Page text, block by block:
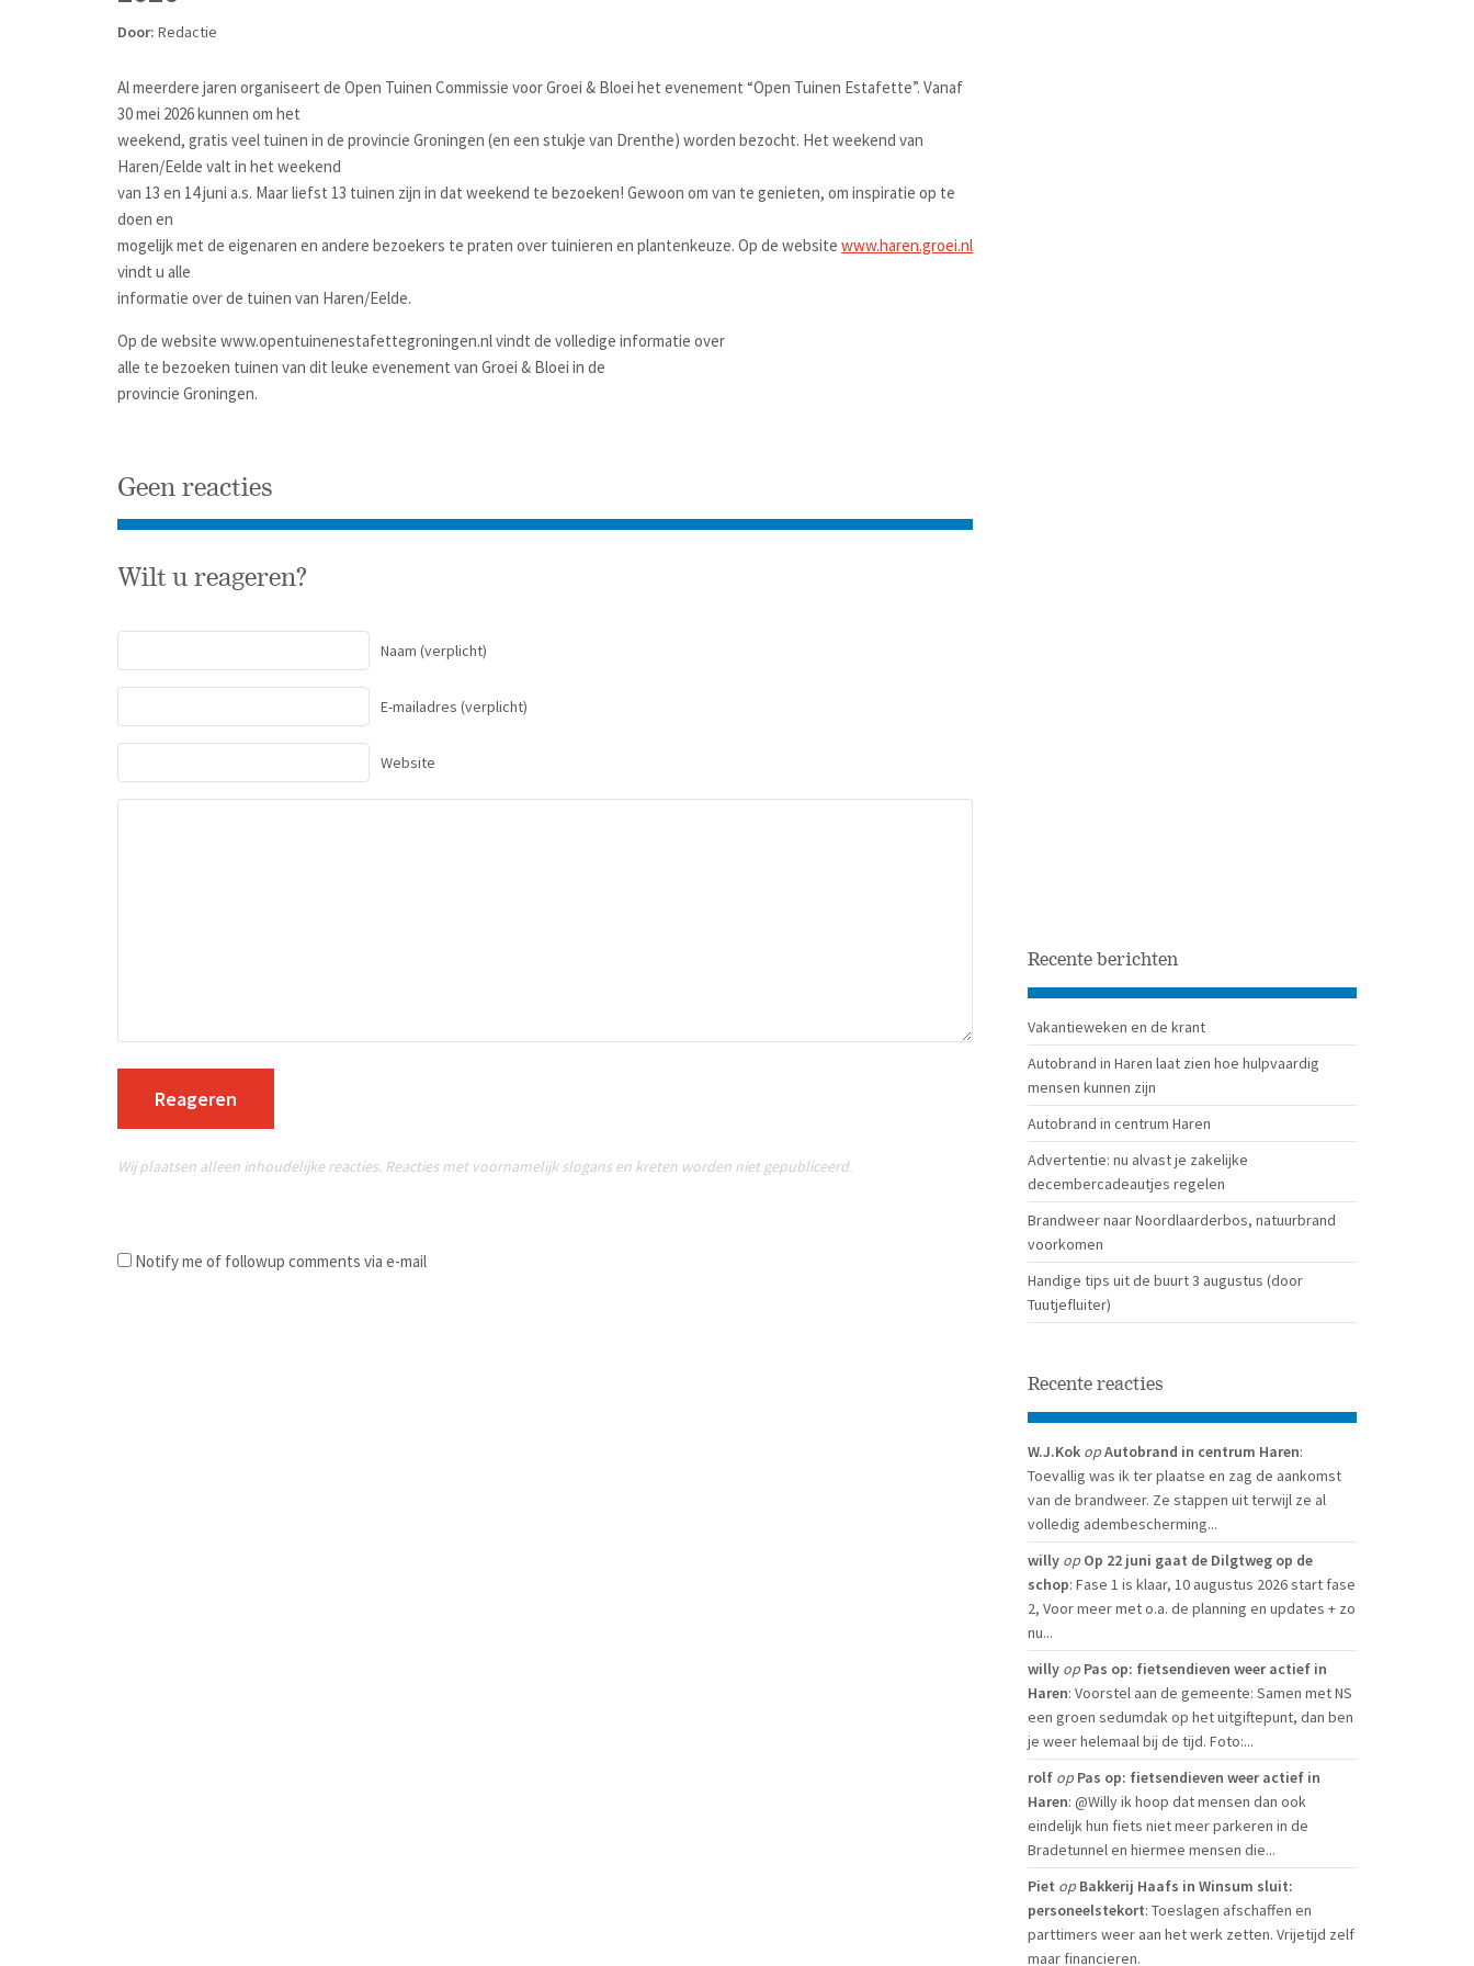
Door: Redactie
Al meerdere jaren organiseert de Open Tuinen Commissie voor Groei & Bloei het evenement “Open Tuinen Estafette”. Vanaf
30 mei 2026 kunnen om het
weekend, gratis veel tuinen in de provincie Groningen (en een stukje van Drenthe) worden bezocht. Het weekend van
Haren/Eelde valt in het weekend
van 13 en 14 juni a.s. Maar liefst 13 tuinen zijn in dat weekend te bezoeken! Gewoon om van te genieten, om inspiratie op te
doen en
mogelijk met de eigenaren en andere bezoekers te praten over tuinieren en plantenkeuze. Op de website www.haren.groei.nl
vindt u alle
informatie over de tuinen van Haren/Eelde.
Op de website www.opentuinenestafettegroningen.nl vindt de volledige informatie over
alle te bezoeken tuinen van dit leuke evenement van Groei & Bloei in de
provincie Groningen.
Geen reacties
Wilt u reageren?
Naam (verplicht)
E-mailadres (verplicht)
Website
Reageren
Wij plaatsen alleen inhoudelijke reacties. Reacties met voornamelijk slogans en kreten worden niet gepubliceerd.
Notify me of followup comments via e-mail
Recente berichten
Vakantieweken en de krant
Autobrand in Haren laat zien hoe hulpvaardig
mensen kunnen zijn
Autobrand in centrum Haren
Advertentie: nu alvast je zakelijke
decembercadeautjes regelen
Brandweer naar Noordlaarderbos, natuurbrand
voorkomen
Handige tips uit de buurt 3 augustus (door
Tuutjefluiter)
Recente reacties
W.J.Kok opAutobrand in centrum Haren:
Toevallig was ik ter plaatse en zag de aankomst
van de brandweer. Ze stappen uit terwijl ze al
volledig adembescherming...
willy op Op 22 juni gaat de Dilgtweg op de
schop: Fase 1 is klaar, 10 augustus 2026 start fase
2, Voor meer met o.a. de planning en updates + zo
nu...
willy op Pas op: fietsendieven weer actief in
Haren: Voorstel aan de gemeente: Samen met NS
een groen sedumdak op het uitgiftepunt, dan ben
je weer helemaal bij de tijd. Foto:...
rolf op Pas op: fietsendieven weer actief in
Haren: @Willy ik hoop dat mensen dan ook
eindelijk hun fiets niet meer parkeren in de
Bradetunnel en hiermee mensen die...
Piet op Bakkerij Haafs in Winsum sluit:
personeelstekort: Toeslagen afschaffen en
parttimers weer aan het werk zetten. Vrijetijd zelf
maar financieren.